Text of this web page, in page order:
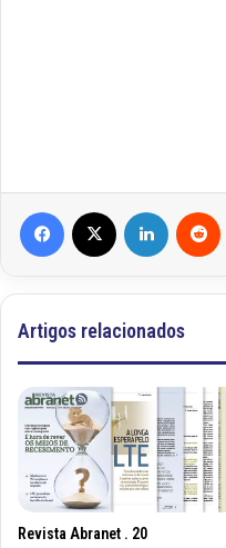
Facebook Linkedin
Artigos relacionados
Revista Abranet . 20